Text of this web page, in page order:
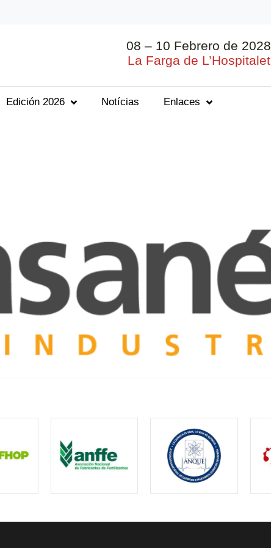
08 – 10 Febrero de 2028
La Farga de L’Hospitalet
Edición 2026 Notícias Enlaces